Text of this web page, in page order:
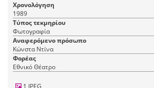
Χρονολόγηση
1989
Τύπος τεκμηρίου
Φωτογραφία
Αναφερόμενο πρόσωπο
Κώνστα Ντίνα
Φορέας
Εθνικό Θέατρο